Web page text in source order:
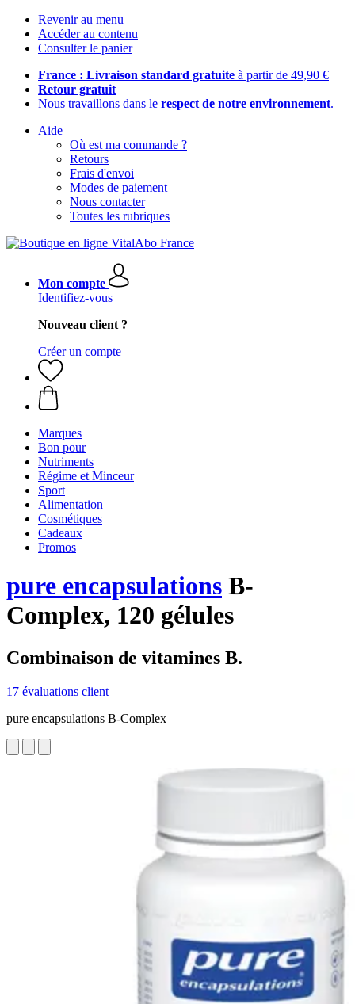
Revenir au menu
Accéder au contenu
Consulter le panier
France : Livraison standard gratuite à partir de 49,90 €
Retour gratuit
Nous travaillons dans le respect de notre environnement.
Aide
Où est ma commande ?
Retours
Frais d'envoi
Modes de paiement
Nous contacter
Toutes les rubriques
Mon compte
Identifiez-vous
Nouveau client ?
Créer un compte
Marques
Bon pour
Nutriments
Régime et Minceur
Sport
Alimentation
Cosmétiques
Cadeaux
Promos
pure encapsulations B-
Complex, 120 gélules
Combinaison de vitamines B.
17 évaluations client
pure encapsulations B-Complex